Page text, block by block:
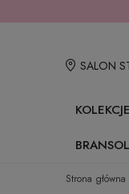
SALON
KOLEKCJE
Strona główna